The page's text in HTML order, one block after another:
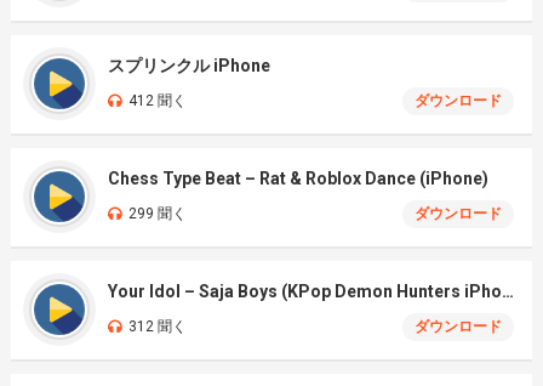
スプリンクル iPhone
412 聞く ダウンロード
Chess Type Beat – Rat & Roblox Dance (iPhone)
299 聞く ダウンロード
Your Idol – Saja Boys (KPop Demon Hunters iPhone)
312 聞く ダウンロード